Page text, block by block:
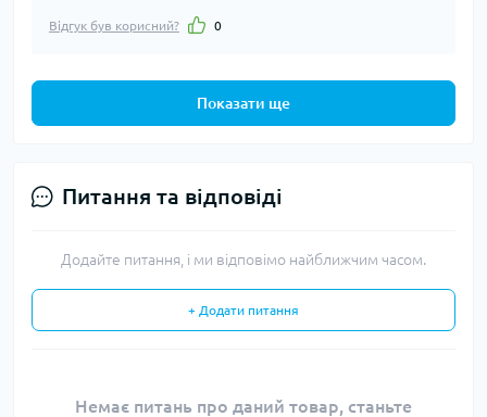
Відгук був корисний? 0
Показати ще
Питання та відповіді
Додайте питання, і ми відповімо найближчим часом.
+ Додати питання
Немає питань про даний товар, станьте